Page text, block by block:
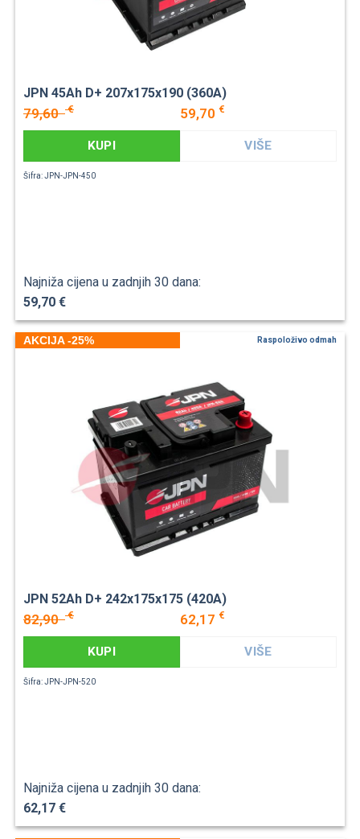
JPN 45Ah D+ 207x175x190 (360A)
79,60€ 59,70 €
KUPI VIŠE
Šifra: JPN-JPN-450
Najniža cijena u zadnjih 30 dana:
59,70 €
AKCIJA -25% Raspoloživo odmah
JPN 52Ah D+ 242x175x175 (420A)
82,90€ 62,17 €
KUPI VIŠE
Šifra: JPN-JPN-520
Najniža cijena u zadnjih 30 dana:
62,17 €